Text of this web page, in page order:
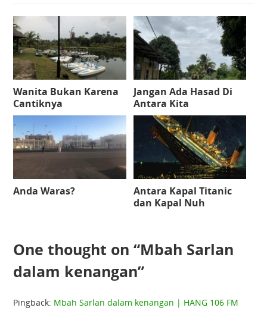
Wanita Bukan Karena
Cantiknya
Jangan Ada Hasad Di
Antara Kita
Anda Waras?
Antara Kapal Titanic
dan Kapal Nuh
One thought on “Mbah Sarlan
dalam kenangan”
Pingback: Mbah Sarlan dalam kenangan | HANG 106 FM